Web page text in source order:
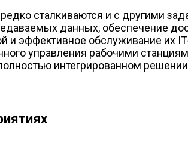
сталкиваются и с другими
данных, обеспечение
и эффективное обслуживание их
управления рабочими
интегрированном